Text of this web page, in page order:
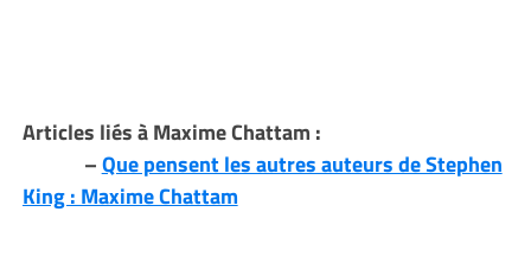
Articles liés à Maxime Chattam :
–Que pensent les autres auteurs de Stephen
King : Maxime Chattam